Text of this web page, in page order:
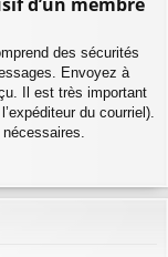
des sécurités
Envoyez à
Il est très important
du courriel).
nécessaires.